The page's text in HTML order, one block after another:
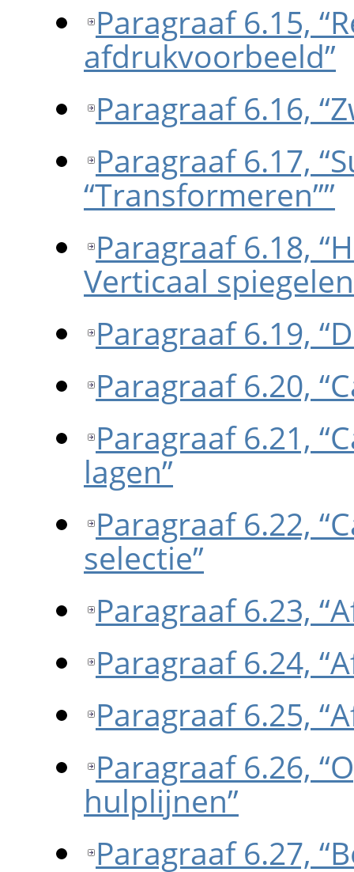
Paragraaf 6.15,
afdrukvoorbeeld”
Paragraaf 6.16,
Paragraaf 6.17,
“Transformeren””
Paragraaf 6.18,
Verticaal
Paragraaf 6.19,
Paragraaf 6.20,
Paragraaf 6.21,
lagen”
Paragraaf 6.22,
selectie”
Paragraaf 6.23,
Paragraaf 6.24,
Paragraaf 6.25,
Paragraaf 6.26,
hulplijnen”
Paragraaf 6.27,